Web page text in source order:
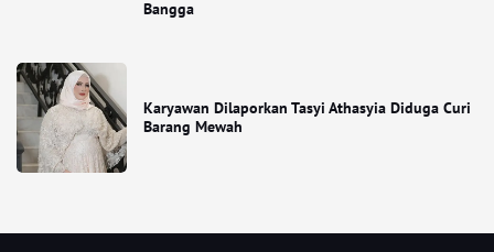
Bangga
Karyawan Dilaporkan Tasyi Athasyia Diduga Curi
Barang Mewah